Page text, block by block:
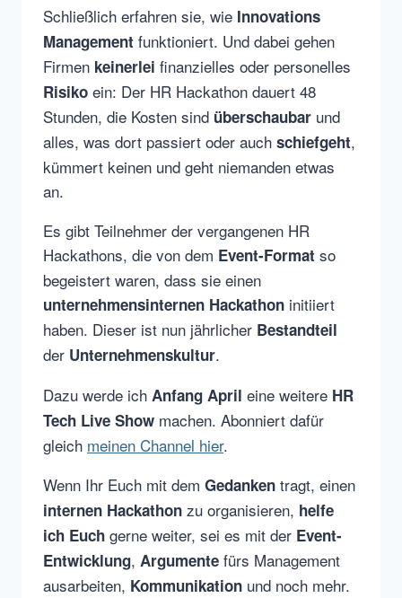
Schließlich erfahren sie, wie Innovations
Management funktioniert. Und dabei gehen
Firmen keinerlei finanzielles oder personelles
Risiko ein: Der HR Hackathon dauert 48
Stunden, die Kosten sind überschaubar und
alles, was dort passiert oder auch schiefgeht,
kümmert keinen und geht niemanden etwas
an.
Es gibt Teilnehmer der vergangenen HR
Hackathons, die von dem Event-Format so
begeistert waren, dass sie einen
unternehmensinternen Hackathon initiiert
haben. Dieser ist nun jährlicher Bestandteil
der Unternehmenskultur.
Dazu werde ich Anfang April eine weitere HR
Tech Live Show machen. Abonniert dafür
gleich meinen Channel hier.
Wenn Ihr Euch mit dem Gedanken tragt, einen
internen Hackathon zu organisieren, helfe
ich Euch gerne weiter, sei es mit der Event-
Entwicklung, Argumente fürs Management
ausarbeiten, Kommunikation und noch mehr.